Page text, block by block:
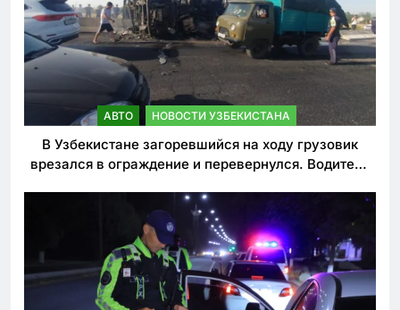
АВТО НОВОСТИ УЗБЕКИСТАНА
В Узбекистане загоревшийся на ходу грузовик
врезался в ограждение и перевернулся. Водитель